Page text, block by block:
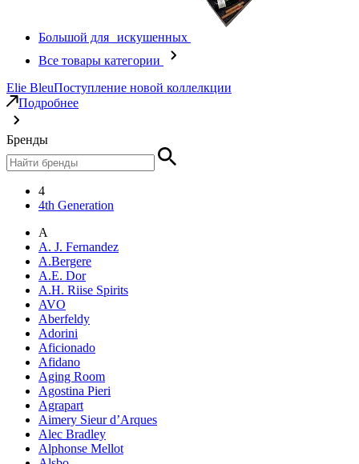
Большой для искушенных
Все товары категории
Elie BleuПоступление новой коллелкции
Подробнее
Бренды
4
4th Generation
A
A. J. Fernandez
A.Bergere
A.E. Dor
A.H. Riise Spirits
AVO
Aberfeldy
Adorini
Aficionado
Afidano
Aging Room
Agostina Pieri
Agrapart
Aimery Sieur d’Arques
Alec Bradley
Alphonse Mellot